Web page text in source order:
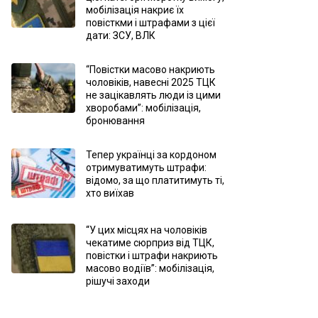
мобілізація накриє їх
повісткми і штрафами з цієї
дати: ЗСУ, ВЛК
“Повістки масово накриють
чоловіків, навесні 2025 ТЦК
не зацікавлять люди із цими
хворобами”: мобілізація,
бронювання
Тепер українці за кордоном
отримуватимуть штрафи:
відомо, за що платитимуть ті,
хто виїхав
“У цих місцях на чоловіків
чекатиме сюрприз від ТЦК,
повістки і штрафи накриють
масово водіїв”: мобілізація,
рішучі заходи